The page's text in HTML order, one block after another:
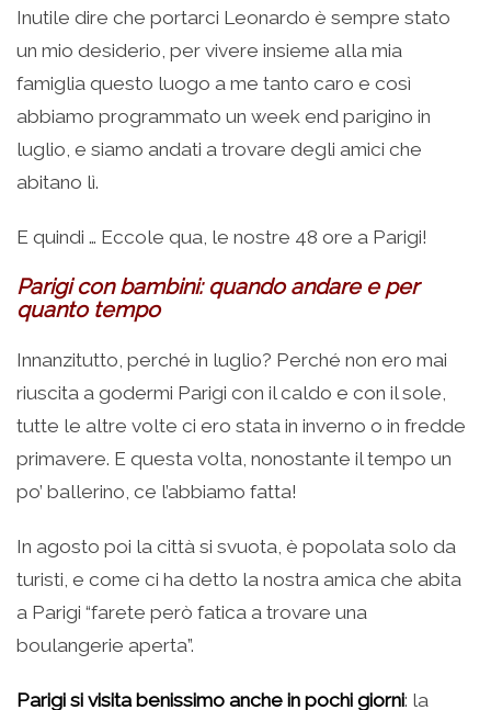
Inutile dire che portarci Leonardo è sempre stato
un mio desiderio, per vivere insieme alla mia
famiglia questo luogo a me tanto caro e così
abbiamo programmato un week end parigino in
luglio, e siamo andati a trovare degli amici che
abitano lì.
E quindi … Eccole qua, le nostre 48 ore a Parigi!
Parigi con bambini: quando andare e per
quanto tempo
Innanzitutto, perché in luglio? Perché non ero mai
riuscita a godermi Parigi con il caldo e con il sole,
tutte le altre volte ci ero stata in inverno o in fredde
primavere. E questa volta, nonostante il tempo un
po’ ballerino, ce l’abbiamo fatta!
In agosto poi la città si svuota, è popolata solo da
turisti, e come ci ha detto la nostra amica che abita
a Parigi “farete però fatica a trovare una
boulangerie aperta”.
Parigi si visita benissimo anche in pochi giorni: la